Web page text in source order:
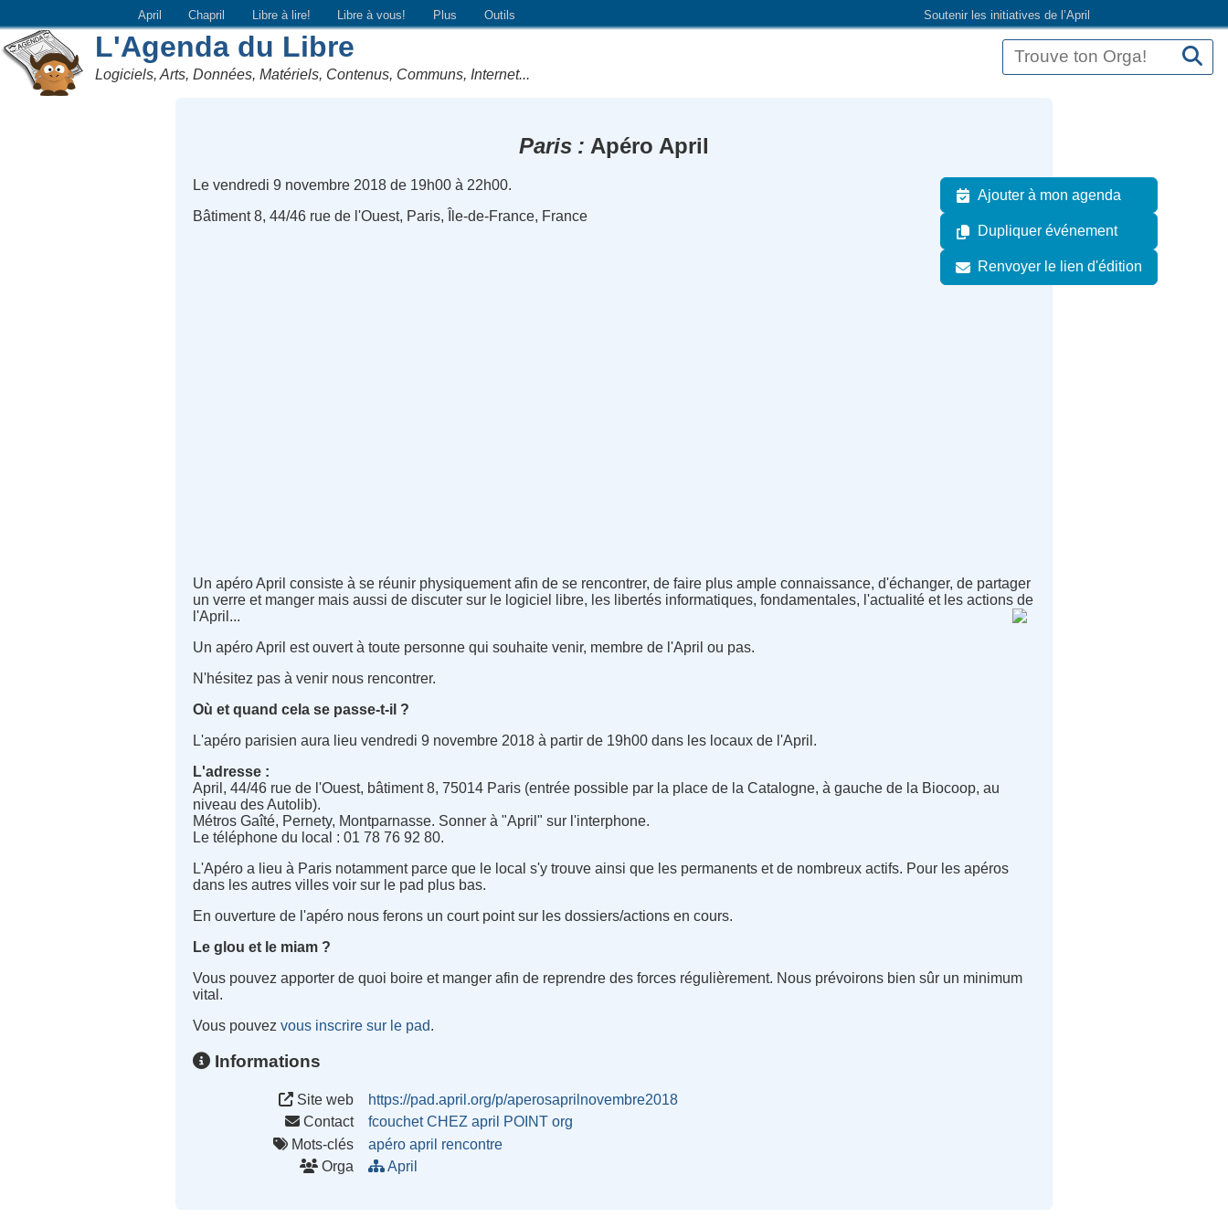
Soutenir les initiatives de l’April
April Chapril Libre à lire! Libre à vous! Plus Outils
L'Agenda du Libre
Logiciels, Arts, Données, Matériels, Contenus, Communs, Internet...
Paris Apéro April
Ajouter à mon agenda
Dupliquer événement
Renvoyer le lien d'édition
Le vendredi 9 novembre 2018 de 19h00 à 22h00.
Bâtiment 8, 44/46 rue de l'Ouest, Paris, Île-de-France, France
Un apéro April consiste à se réunir physiquement afin de se rencontrer, de faire plus ample connaissance, d'échanger, de partager
un verre et manger mais aussi de discuter sur le logiciel libre, les libertés informatiques, fondamentales, l'actualité et les actions de
l'April...
Un apéro April est ouvert à toute personne qui souhaite venir, membre de l'April ou pas.
N'hésitez pas à venir nous rencontrer.
Où et quand cela se passe-t-il ?
L'apéro parisien aura lieu vendredi 9 novembre 2018 à partir de 19h00 dans les locaux de l'April.
L'adresse :
April, 44/46 rue de l'Ouest, bâtiment 8, 75014 Paris (entrée possible par la place de la Catalogne, à gauche de la Biocoop, au
niveau des Autolib).
Métros Gaîté, Pernety, Montparnasse. Sonner à "April" sur l'interphone.
Le téléphone du local : 01 78 76 92 80.
L'Apéro a lieu à Paris notamment parce que le local s'y trouve ainsi que les permanents et de nombreux actifs. Pour les apéros
dans les autres villes voir sur le pad plus bas.
En ouverture de l'apéro nous ferons un court point sur les dossiers/actions en cours.
Le glou et le miam ?
Vous pouvez apporter de quoi boire et manger afin de reprendre des forces régulièrement. Nous prévoirons bien sûr un minimum
vital.
Vous pouvezvous inscrire sur le pad.
Informations
Site web
https://pad.april.org/p/aperosaprilnovembre2018
Contact
fcouchet CHEZ april POINT org
Mots-clés
apéro april rencontre
Orga
April